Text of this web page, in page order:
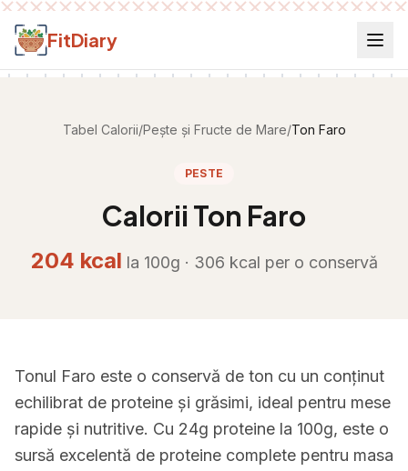
Salt la conținut
FitDiary
Tabel Calorii/Pește și Fructe de Mare/Ton Faro
PESTE
Calorii Ton Faro
204 kcal la 100g · 306 kcal per o conservă
Tonul Faro este o conservă de ton cu un conținut
echilibrat de proteine și grăsimi, ideal pentru mese
rapide și nutritive. Cu 24g proteine la 100g, este o
sursă excelentă de proteine complete pentru masa